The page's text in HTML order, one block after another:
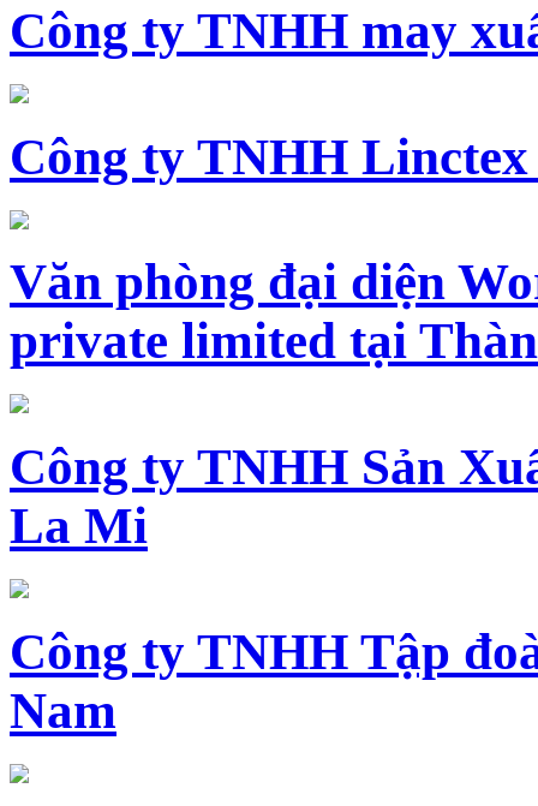
Công ty TNHH may
Công ty TNHH Linctex
Văn phòng đại diện
private limited tại
Công ty TNHH Sản
La Mi
Công ty TNHH Tập
Nam